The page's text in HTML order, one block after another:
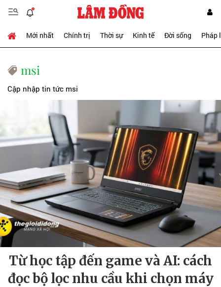
Mới nhất Chính trị Thời sự Kinh tế Đời sống Pháp
msi
Cập nhập tin tức msi
Từ học tập đến game và AI: cách
đọc bộ lọc nhu cầu khi chọn máy